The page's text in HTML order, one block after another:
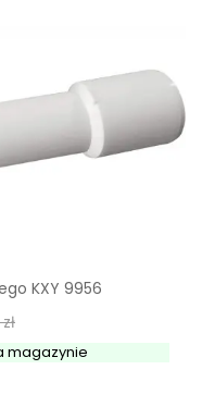
KXY 9956
magazynie